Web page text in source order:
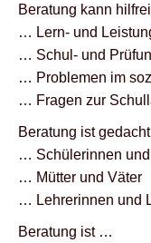
Beratung kann
… Lern- und
… Schul- und
… Problemen im
… Fragen zur
Beratung ist
… Schülerinnen
… Mütter und Väter
… Lehrerinnen und
Beratung ist …